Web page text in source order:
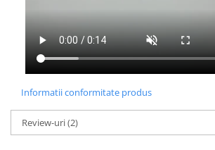
Informatii conformitate produs
Review-uri(2)